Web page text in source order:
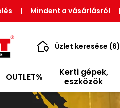
| Mindent a vásárlásról |
Üzlet keresése (6)
OUTLET%
Kerti gépek,
eszközök